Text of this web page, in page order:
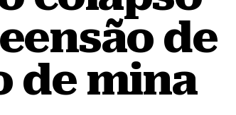
de
de mina